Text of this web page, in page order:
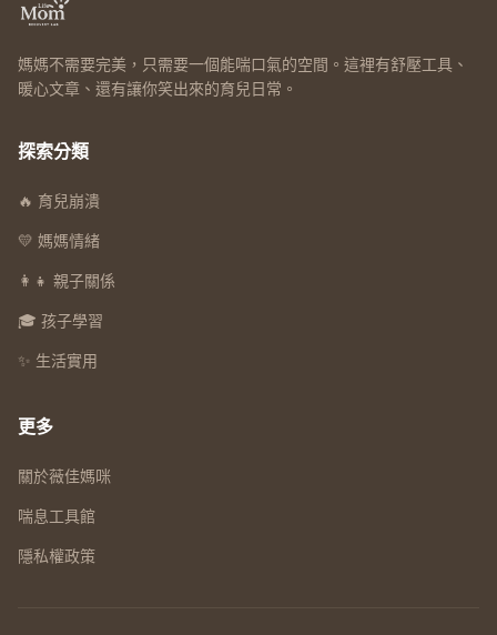
媽媽不需要完美，只需要一個能喘口氣的空間。這裡有舒壓工具、
暖心文章、還有讓你笑出來的育兒日常。
探索分類
🔥 育兒崩潰
💛 媽媽情緒
👩‍👧 親子關係
🎓 孩子學習
✨ 生活實用
更多
關於薇佳媽咪
喘息工具館
隱私權政策